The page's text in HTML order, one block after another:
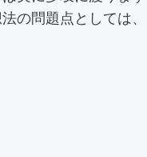
の問題点としては、